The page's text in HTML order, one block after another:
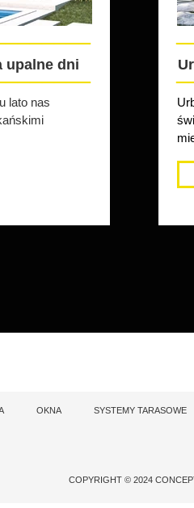
upalne dni
lato nas
COPYRIGHT © 2024
OKNA SYSTEMY TARASOWE